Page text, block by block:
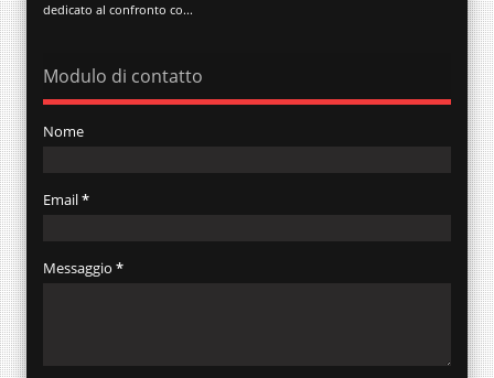
dedicato al confronto co...
Modulo di contatto
Nome
Email*
Messaggio *